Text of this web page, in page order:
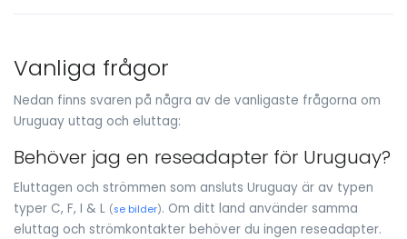
Vanliga frågor
Nedan finns svaren på några av de vanligaste frågorna om
Uruguay uttag och eluttag:
Behöver jag en reseadapter för Uruguay?
Eluttagen och strömmen som ansluts Uruguay är av typen
typer C, F, I & L (se bilder). Om ditt land använder samma
eluttag och strömkontakter behöver du ingen reseadapter.